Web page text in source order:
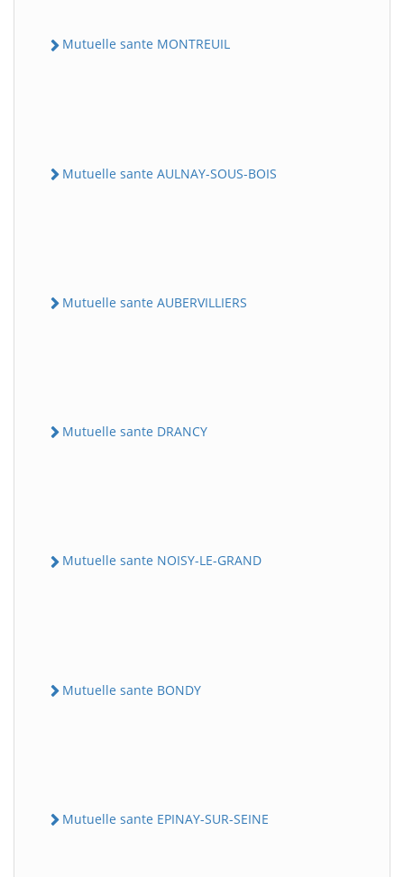
Mutuelle sante MONTREUIL
Mutuelle sante AULNAY-SOUS-BOIS
Mutuelle sante AUBERVILLIERS
Mutuelle sante DRANCY
Mutuelle sante NOISY-LE-GRAND
Mutuelle sante BONDY
Mutuelle sante EPINAY-SUR-SEINE